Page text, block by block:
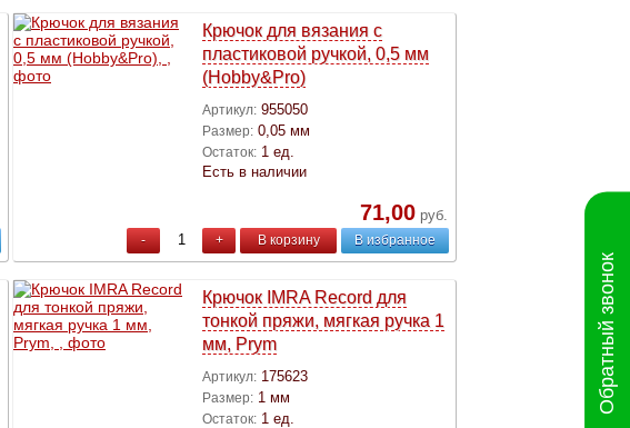
Крючок для вязания с
пластиковой ручкой, 0,5 мм
(Hobby&Pro)
Артикул: 955050
Размер: 0,05 мм
Остаток: 1 ед.
Есть в наличии
71,00 руб.
- + В корзину В избранное
Крючок IMRA Record для
тонкой пряжи, мягкая ручка 1
мм, Prym
Артикул: 175623
Размер: 1 мм
Остаток: 1 ед.
Обратный звонок